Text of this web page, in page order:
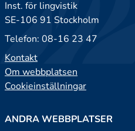
Inst. för lingvistik
SE-106 91 Stockholm
Telefon: 08-16 23 47
Kontakt
Om webbplatsen
Cookieinställningar
ANDRA WEBBPLATSER